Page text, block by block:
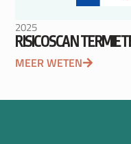
2025
RISICOSCAN
MEER WETEN